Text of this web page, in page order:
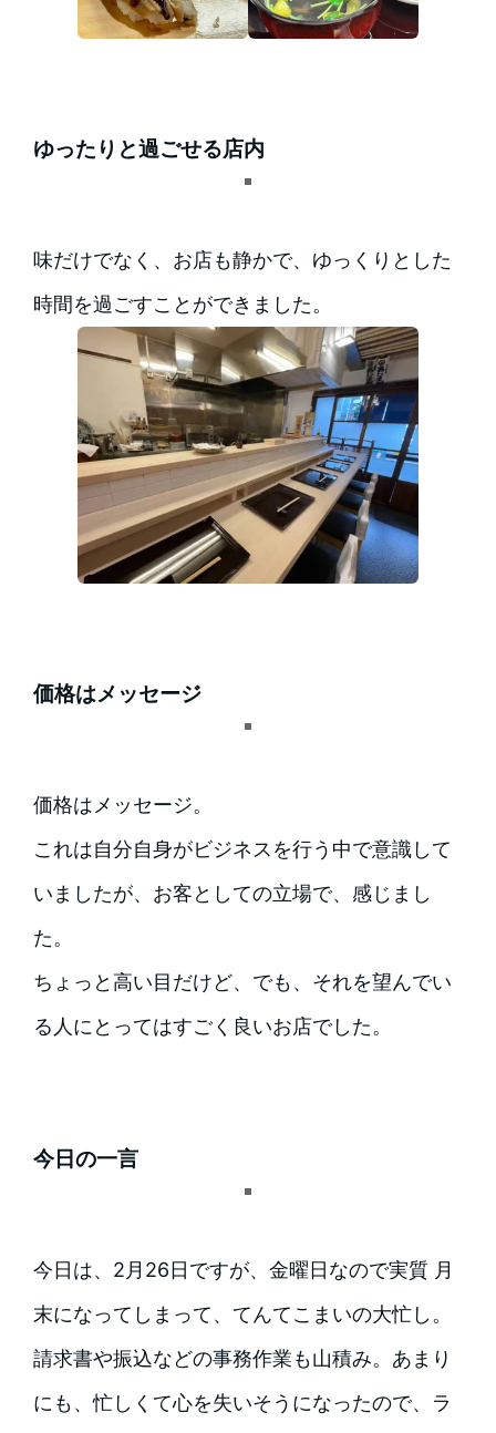
ゆったりと過ごせる店内
味だけでなく、お店も静かで、ゆっくりとした
時間を過ごすことができました。
価格はメッセージ
価格はメッセージ。
これは自分自身がビジネスを行う中で意識して
いましたが、お客としての立場で、感じまし
た。
ちょっと高い目だけど、でも、それを望んでい
る人にとってはすごく良いお店でした。
今日の一言
今日は、2月26日ですが、金曜日なので実質 月
末になってしまって、てんてこまいの大忙し。
請求書や振込などの事務作業も山積み。あまり
にも、忙しくて心を失いそうになったので、ラ